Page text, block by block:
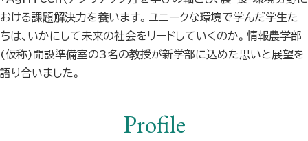
おける課題解決力を養います。ユニークな環境で学んだ学生た
ちは、いかにして未来の社会をリードしていくのか。情報農学部
(仮称)開設準備室の3名の教授が新学部に込めた思いと展望を
語り合いました。
Profile